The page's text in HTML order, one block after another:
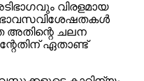
വിരളമായ
ചലന
ഏതാണ്ട്